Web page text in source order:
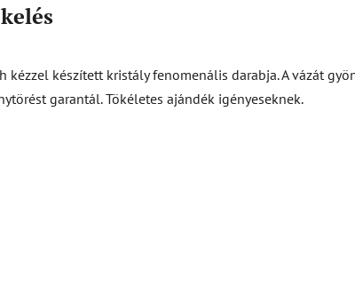
készített kristály fenomenális darabja. A vázát
garantál. Tökéletes ajándék igényeseknek.